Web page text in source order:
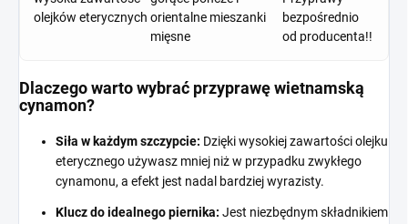
olejków eterycznych orientalne mieszanki
mięsne
bezpośrednio
od producenta!!
Dlaczego warto wybrać przyprawę wietnamską
cynamon?
Siła w każdym szczypcie: Dzięki wysokiej zawartości olejku
eterycznego używasz mniej niż w przypadku zwykłego
cynamonu, a efekt jest nadal bardziej wyrazisty.
Klucz do idealnego piernika: Jest niezbędnym składnikiem